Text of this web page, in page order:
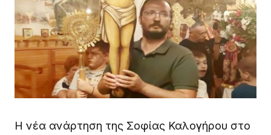
Η νέα ανάρτηση της Σοφίας Καλογήρου στο